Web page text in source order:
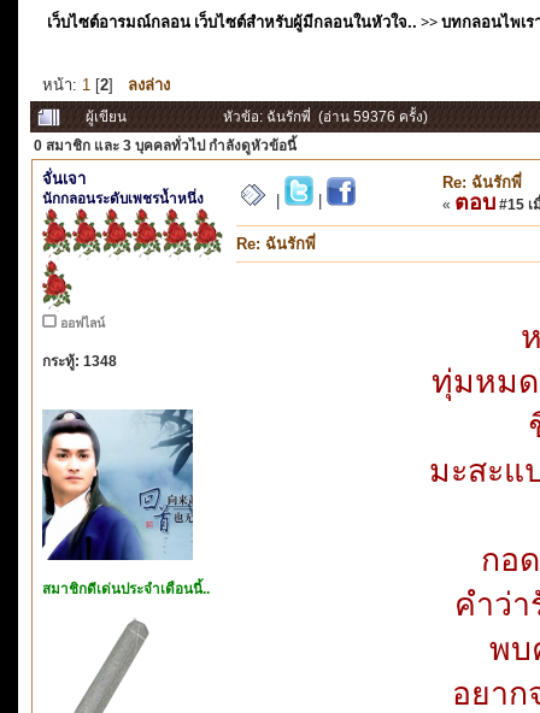
เว็บไซต์อารมณ์กลอน เว็บไซต์สำหรับผู้มีกลอนในหัวใจ.. >>บทกลอนไพเร
หน้า: 1 [2] ลงล่าง
ผู้เขียน
หัวข้อ: ฉันรักพี่ (อ่าน 59376 ครั้ง)
0 สมาชิก และ 3 บุคคลทั่วไป กำลังดูหัวข้อนี้
จั่นเจา
นักกลอนระดับเพชรน้ำหนึ่ง
ออฟไลน์
กระทู้: 1348
สมาชิกดีเด่นประจำเดือนนี้..
Re: ฉันรักพี่
« ตอบ #15 เ
Re: ฉันรักพี่
ทุ่มหมด
มะสะแ
กอ
คำว่า
พบ
อยาก